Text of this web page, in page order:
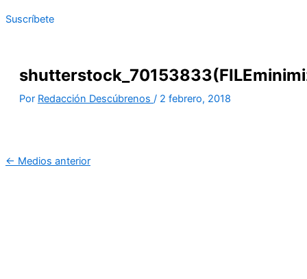
Suscríbete
Por Redacción Descúbrenos / 2 febrero, 2018
← Medios anterior